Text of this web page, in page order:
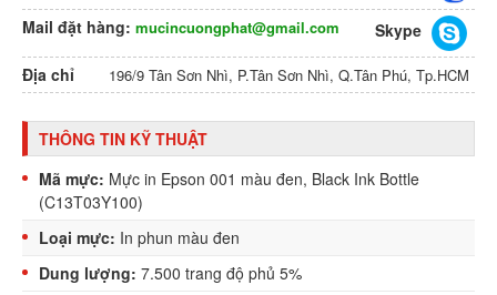
Mail đặt hàng: mucincuongphat@gmail.com
Skype
Địa chỉ
196/9 Tân Sơn Nhì, P.Tân Sơn Nhì, Q.Tân Phú, Tp.HCM
THÔNG TIN KỸ THUẬT
Mã mực: Mực in Epson 001 màu đen, Black Ink Bottle
(C13T03Y100)
Loại mực: In phun màu đen
Dung lượng: 7.500 trang độ phủ 5%